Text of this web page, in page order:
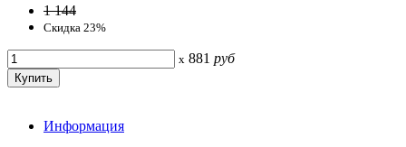
1 144
Скидка 23%
x 881 руб
Информация